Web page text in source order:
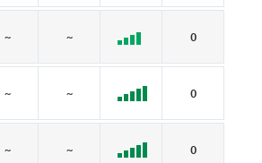
~ ~ 0
~ ~ 0
~ ~ 0